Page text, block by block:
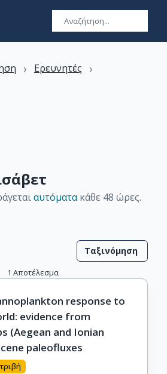
› Ερευνητές ›
αυτόματακάθε 48 ώρες.
Ταξινόμηση
1 Αποτέλεσμα
response to
evidence from
(Aegean and Ionian
paleofluxes